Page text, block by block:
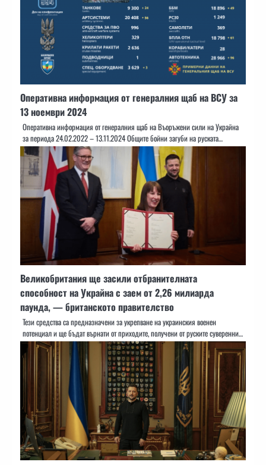
Оперативна информация от генералния щаб на ВСУ за
13 ноември 2024
Оперативна информация от генералния щаб на Въоръжени сили на Украйна
за периода 24.02.2022 – 13.11.2024 Общите бойни загуби на руската…
Великобритания ще засили отбранителната
способност на Украйна с заем от 2,26 милиарда
паунда, — британското правителство
Тези средства са предназначени за укрепване на украинския военен
потенциал и ще бъдат върнати от приходите, получени от руските суверенни…